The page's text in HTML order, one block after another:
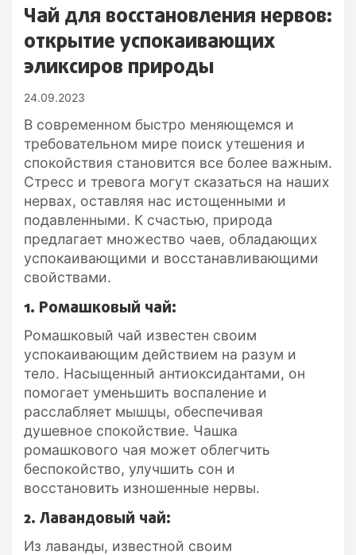
Чай для восстановления нервов:
открытие успокаивающих
эликсиров природы
24.09.2023
В современном быстро меняющемся и
требовательном мире поиск утешения и
спокойствия становится все более важным.
Стресс и тревога могут сказаться на наших
нервах, оставляя нас истощенными и
подавленными. К счастью, природа
предлагает множество чаев, обладающих
успокаивающими и восстанавливающими
свойствами.
1. Ромашковый чай:
Ромашковый чай известен своим
успокаивающим действием на разум и
тело. Насыщенный антиоксидантами, он
помогает уменьшить воспаление и
расслабляет мышцы, обеспечивая
душевное спокойствие. Чашка
ромашкового чая может облегчить
беспокойство, улучшить сон и
восстановить изношенные нервы.
2. Лавандовый чай:
Из лаванды, известной своим